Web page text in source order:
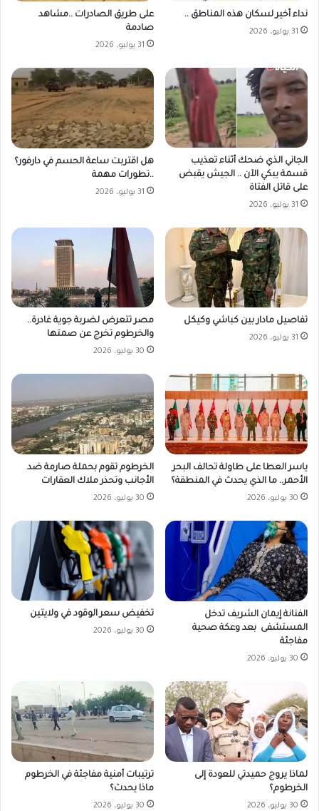
نداء أخير لسكان هذه المناطق ..
31 يوليو، 2026
على طريق الصادرات ..مشاهد
صادمة
31 يوليو، 2026
الجاني الذي ضحك أثناء تعذيب
قسمة يبكي الآن .. الجيش يقبض
على قاتل الفتاة
31 يوليو، 2026
هل اقتربت ساعة الحسم في دارفور؟
..تطورات مهمة
31 يوليو، 2026
تفاصيل مادار بين كباشي وكيكل
31 يوليو، 2026
مصر تتعرض لضربة جوية غادرة..
والخرطوم تخرج عن صمتها
30 يوليو، 2026
ياسر العطا على طاولة تحالف البحر
الأحمر.. ما الذي يحدث في المنطقة؟
30 يوليو، 2026
الخرطوم تقوم بحملة صارمة ضد
الأجانب وتحذر ملاك العقارات
30 يوليو، 2026
الفنانة إيمان الشريف تدخل
المستشفى بعد وعكة صحية
مفاجئة
30 يوليو، 2026
تخفيض سعر الوقود في ولايتين
30 يوليو، 2026
لماذا يروج حميدتي للعودة إلى
الخرطوم؟
30 يوليو، 2026
ترتيبات أمنية مفاجئة في الخرطوم
ماذا يحدث؟
30 يوليو، 2026